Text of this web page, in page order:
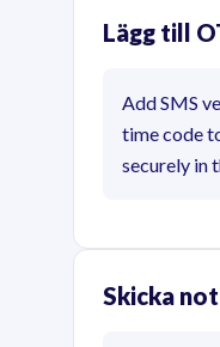
Lägg till
Add SMS
time code
securely in
Skicka